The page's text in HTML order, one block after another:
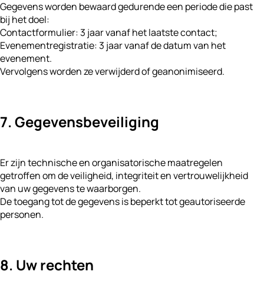
Gegevens worden bewaard gedurende een periode die past
bij het doel:
Contactformulier: 3 jaar vanaf het laatste contact;
Evenementregistratie: 3 jaar vanaf de datum van het
evenement.
Vervolgens worden ze verwijderd of geanonimiseerd.
7. Gegevensbeveiliging
Er zijn technische en organisatorische maatregelen
getroffen om de veiligheid, integriteit en vertrouwelijkheid
van uw gegevens te waarborgen.
De toegang tot de gegevens is beperkt tot geautoriseerde
personen.
8. Uw rechten